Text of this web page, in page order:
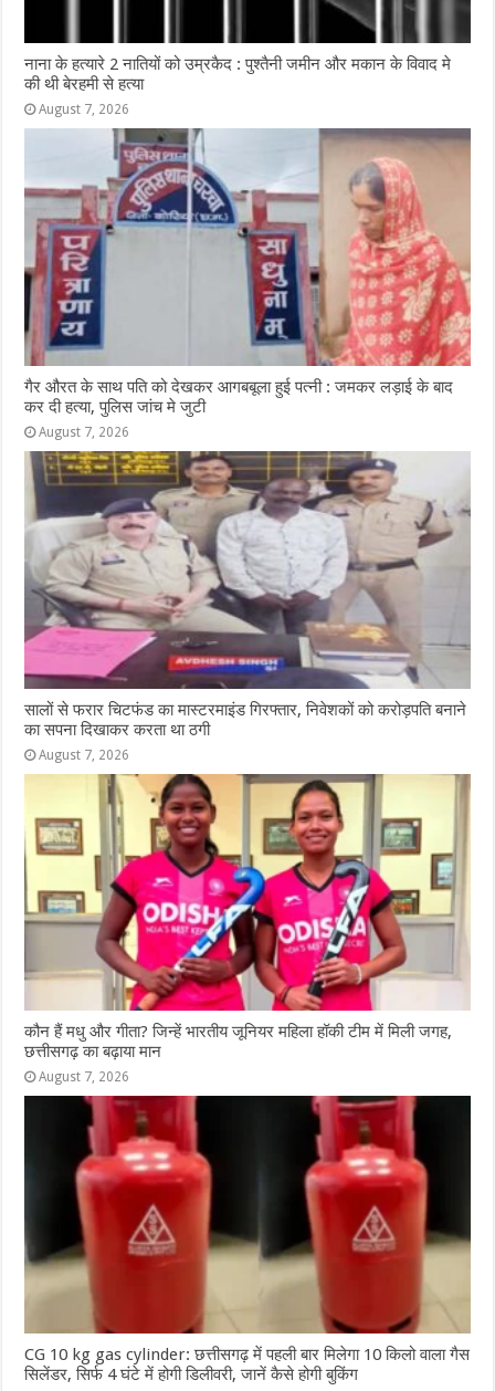
नाना के हत्यारे 2 नातियों को उम्रकैद : पुश्तैनी जमीन और मकान के विवाद मे
की थी बेरहमी से हत्या
August 7, 2026
गैर औरत के साथ पति को देखकर आगबबूला हुई पत्नी : जमकर लड़ाई के बाद
कर दी हत्या, पुलिस जांच मे जुटी
August 7, 2026
सालों से फरार चिटफंड का मास्टरमाइंड गिरफ्तार, निवेशकों को करोड़पति बनाने
का सपना दिखाकर करता था ठगी
August 7, 2026
कौन हैं मधु और गीता? जिन्हें भारतीय जूनियर महिला हॉकी टीम में मिली जगह,
छत्तीसगढ़ का बढ़ाया मान
August 7, 2026
CG 10 kg gas cylinder: छत्तीसगढ़ में पहली बार मिलेगा 10 किलो वाला गैस
सिलेंडर, सिर्फ 4 घंटे में होगी डिलीवरी, जानें कैसे होगी बुकिंग